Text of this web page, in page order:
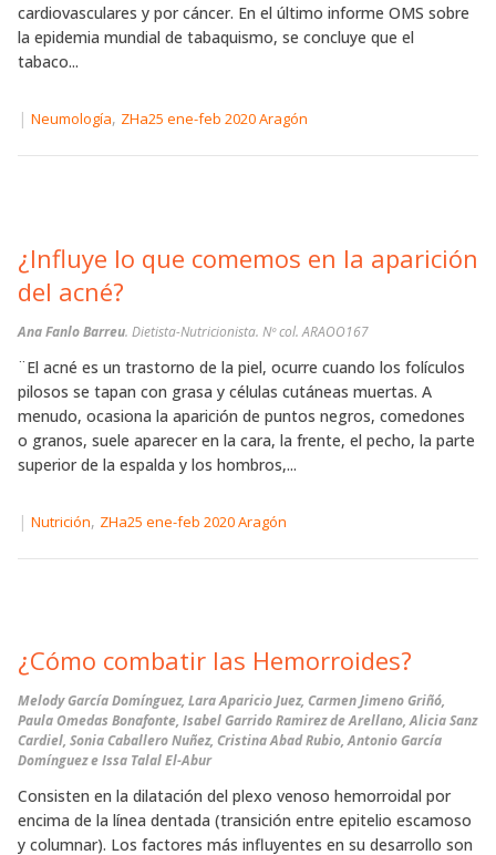
cardiovasculares y por cáncer. En el último informe OMS sobre
la epidemia mundial de tabaquismo, se concluye que el
tabaco...
| Neumología, ZHa25 ene-feb 2020 Aragón
¿Influye lo que comemos en la aparición
del acné?
Ana Fanlo Barreu. Dietista-Nutricionista. Nº col. ARAOO167
¨El acné es un trastorno de la piel, ocurre cuando los folículos
pilosos se tapan con grasa y células cutáneas muertas. A
menudo, ocasiona la aparición de puntos negros, comedones
o granos, suele aparecer en la cara, la frente, el pecho, la parte
superior de la espalda y los hombros,...
| Nutrición, ZHa25 ene-feb 2020 Aragón
¿Cómo combatir las Hemorroides?
Melody García Domínguez, Lara Aparicio Juez, Carmen Jimeno Griñó,
Paula Omedas Bonafonte, Isabel Garrido Ramirez de Arellano, Alicia Sanz
Cardiel, Sonia Caballero Nuñez, Cristina Abad Rubio, Antonio García
Domínguez e Issa Talal El-Abur
Consisten en la dilatación del plexo venoso hemorroidal por
encima de la línea dentada (transición entre epitelio escamoso
y columnar). Los factores más influyentes en su desarrollo son